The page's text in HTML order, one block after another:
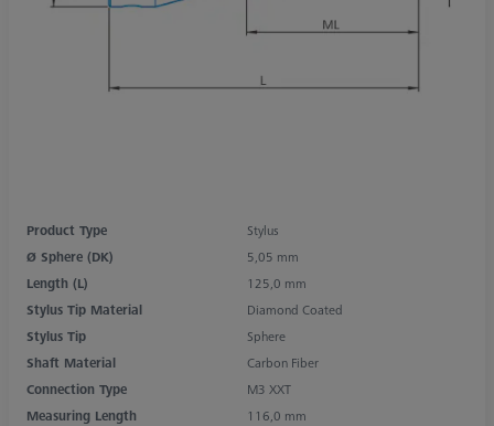
Product Type
Stylus
Ø Sphere (DK)
5,05 mm
Length (L)
125,0 mm
Stylus Tip Material
Diamond Coated
Stylus Tip
Sphere
Shaft Material
Carbon Fiber
Connection Type
M3 XXT
Measuring Length
116,0 mm